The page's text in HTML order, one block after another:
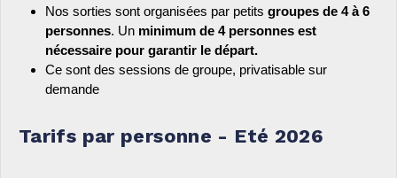
Nos sorties sont organisées par petits groupes de 4 à 6
personnes. Un minimum de 4 personnes est
nécessaire pour garantir le départ.
Ce sont des sessions de groupe, privatisable sur
demande
Tarifs par personne - Eté 2026